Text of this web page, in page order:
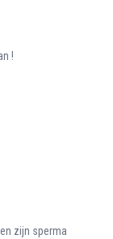
!
zijn sperma